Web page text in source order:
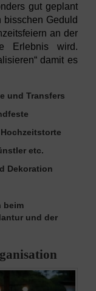
gut geplant
bisschen Geduld
an der
Erlebnis wird.
damit es
und Transfers
etc.
Dekoration
beim
und der